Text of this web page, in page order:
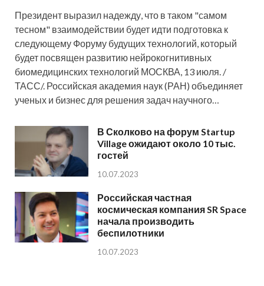
Президент выразил надежду, что в таком "самом
тесном" взаимодействии будет идти подготовка к
следующему Форуму будущих технологий, который
будет посвящен развитию нейрокогнитивных
биомедицинских технологий МОСКВА, 13 июля. /
ТАСС/. Российская академия наук (РАН) объединяет
ученых и бизнес для решения задач научного…
В Сколково на форум Startup
Village ожидают около 10 тыс.
гостей
10.07.2023
Российская частная
космическая компания SR Space
начала производить
беспилотники
10.07.2023